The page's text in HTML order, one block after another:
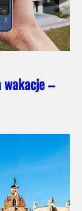
wakacje –